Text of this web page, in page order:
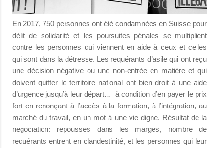
En 2017, 750 personnes ont été condamnées en Suisse pour
délit de solidarité et les poursuites pénales se multiplient
contre les personnes qui viennent en aide à ceux et celles
qui sont dans la détresse. Les requérants d’asile qui ont reçu
une décision négative ou une non-entrée en matière et qui
doivent quitter le territoire national ont bien droit à une aide
d’urgence jusqu’à leur départ… à condition d’en payer le prix
fort en renonçant à l’accès à la formation, à l’intégration, au
marché du travail, en un mot à une vie digne. Résultat de la
négociation: repoussés dans les marges, nombre de
requérants entrent en clandestinité, et les personnes qui leur